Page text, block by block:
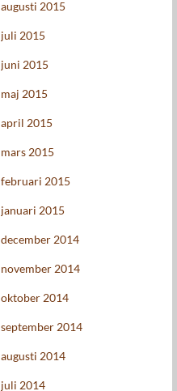
augusti 2015
juli 2015
juni 2015
maj 2015
april 2015
mars 2015
februari 2015
januari 2015
december 2014
november 2014
oktober 2014
september 2014
augusti 2014
juli 2014